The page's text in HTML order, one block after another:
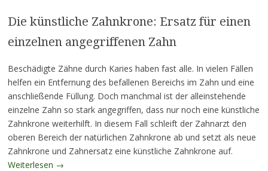
Die künstliche Zahnkrone: Ersatz für einen
einzelnen angegriffenen Zahn
Beschädigte Zähne durch Karies haben fast alle. In vielen Fällen
helfen ein Entfernung des befallenen Bereichs im Zahn und eine
anschließende Füllung. Doch manchmal ist der alleinstehende
einzelne Zahn so stark angegriffen, dass nur noch eine künstliche
Zahnkrone weiterhilft. In diesem Fall schleift der Zahnarzt den
oberen Bereich der natürlichen Zahnkrone ab und setzt als neue
Zahnkrone und Zahnersatz eine künstliche Zahnkrone auf.
Weiterlesen →